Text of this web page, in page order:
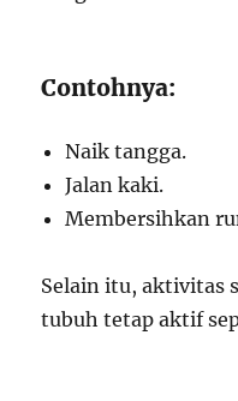
Contohnya:
Naik tangga.
Jalan kaki.
Membersihkan
Selain itu, aktivitas
tubuh tetap aktif